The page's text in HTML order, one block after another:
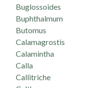
Buglossoides
Buphthalmum
Butomus
Calamagrostis
Calamintha
Calla
Callitriche